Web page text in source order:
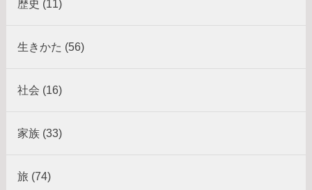
歴史 (11)
生きかた (56)
社会 (16)
家族 (33)
旅 (74)